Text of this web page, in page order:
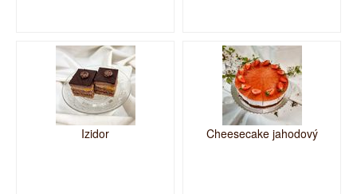
Izidor Cheesecake jahodový